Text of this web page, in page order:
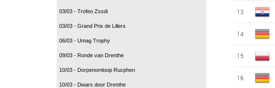
03/03 - Trofeo Zssdi
03/03 - Grand Prix de Lillers
06/03 - Umag Trophy
09/03 - Ronde van Drenthe
10/03 - Dorpenomloop Rucphen
10/03 - Dwars door Drenthe
13
14
15
16